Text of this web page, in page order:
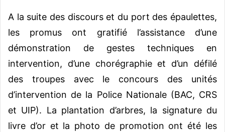
A la suite des discours et du port des épaulettes,
les promus ont gratifié l’assistance d’une
démonstration de gestes techniques en
intervention, d’une chorégraphie et d’un défilé
des troupes avec le concours des unités
d’intervention de la Police Nationale (BAC, CRS
et UIP). La plantation d’arbres, la signature du
livre d’or et la photo de promotion ont été les